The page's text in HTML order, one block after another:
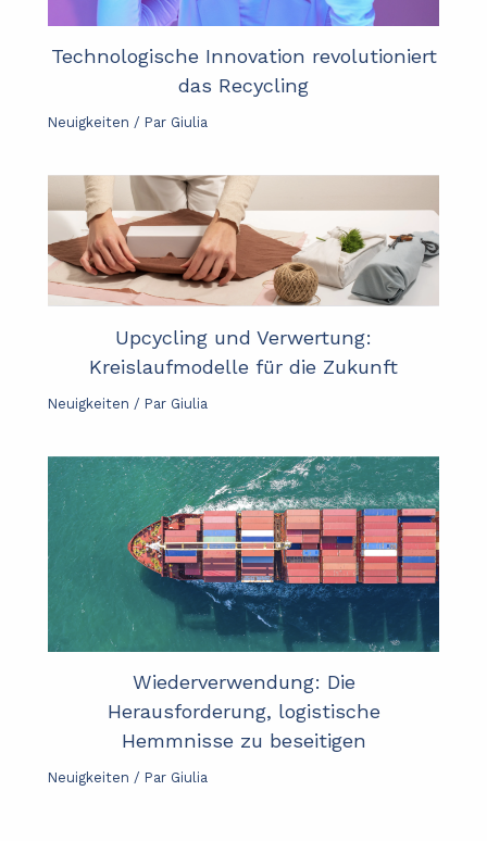
Technologische Innovation revolutioniert
das Recycling
Neuigkeiten / Par Giulia
Upcycling und Verwertung:
Kreislaufmodelle für die Zukunft
Neuigkeiten / Par Giulia
Wiederverwendung: Die
Herausforderung, logistische
Hemmnisse zu beseitigen
Neuigkeiten / Par Giulia